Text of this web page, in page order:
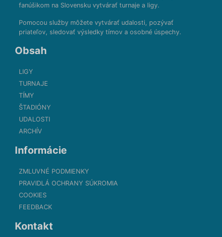
fanúšikom na Slovensku vytvárať turnaje a ligy.
Pomocou služby môžete vytvárať udalosti, pozývať
priateľov, sledovať výsledky tímov a osobné úspechy.
Obsah
LIGY
TURNAJE
TÍMY
ŠTADIÓNY
UDALOSTI
ARCHÍV
Informácie
ZMLUVNÉ PODMIENKY
PRAVIDLÁ OCHRANY SÚKROMIA
COOKIES
FEEDBACK
Kontakt